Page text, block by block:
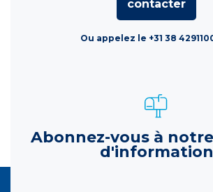
contacter
Ou appelez le +31 38
Abonnez-vous à
d'information